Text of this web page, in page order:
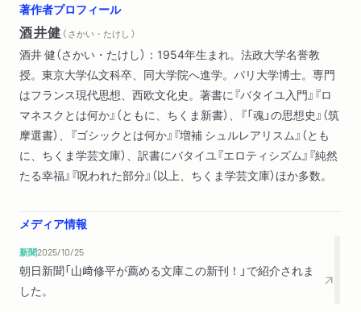
第３章 近代都市のなかで
１ バタイユと不可能なもの
２ アラゴンと理想主義
３ ブルトンと美の体験
第４章 政治と芸術
１ イメージの政治学
２ 政治的視野の拡大と深化
３ 超現実の新たな相貌
第５章 シュルレアリスム絵画の魅力
２ 暴力のマニエラ
付録 ジョルジュ・バタイユ「シュルレアリスムの宗教」（講演
著作者プロフィール
酒井健 （ さかい・たけし ）
酒井 健（さかい・たけし）：1954年生まれ。法政大学名誉教
授。東京大学仏文科卒、同大学院へ進学。パリ大学博士。専門
はフランス現代思想、西欧文化史。著書に『バタイユ入門』『ロ
マネスクとは何か』（ともに、ちくま新書）、『「魂」の思想史』（筑
摩選書）、『ゴシックとは何か』『増補 シュルレアリスム』（とも
に、ちくま学芸文庫）、訳書にバタイユ『エロティシズム』『純然
たる幸福』『呪われた部分』（以上、ちくま学芸文庫）ほか多数。
メディア情報
新聞2025/10/25
朝日新聞「山﨑修平が薦める文庫この新刊！」で紹介されま
した。